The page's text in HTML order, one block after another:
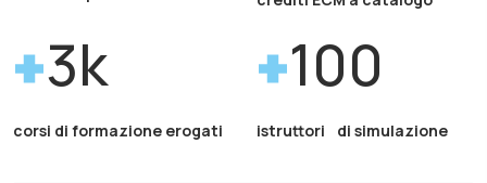
3k
corsi di formazione erogati
100
istruttori di simulazione